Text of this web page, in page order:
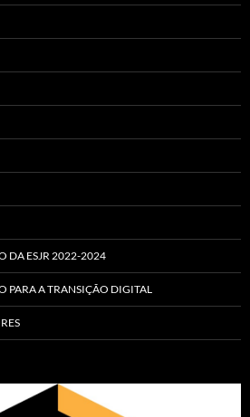
DA ESJR 2022-2024
PARA A TRANSIÇÃO DIGITAL